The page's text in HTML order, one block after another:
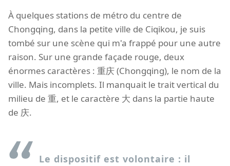
À quelques stations de métro du centre de
Chongqing, dans la petite ville de Ciqikou, je suis
tombé sur une scène qui m'a frappé pour une autre
raison. Sur une grande façade rouge, deux
énormes caractères : 重庆 (Chongqing), le nom de la
ville. Mais incomplets. Il manquait le trait vertical du
milieu de 重, et le caractère 大 dans la partie haute
de 庆.
Le dispositif est volontaire : il